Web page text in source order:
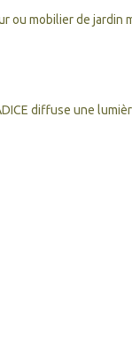
ou mobilier de jardin
diffuse une